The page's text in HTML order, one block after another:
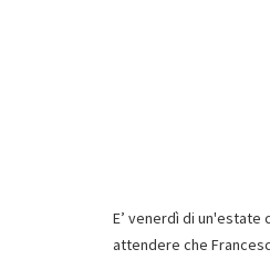
E’ venerdì di
attendere che